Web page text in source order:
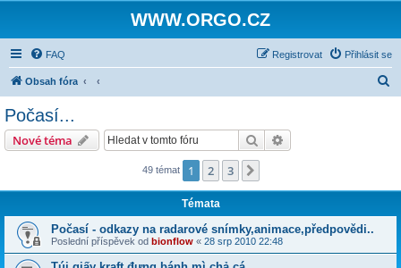
WWW.ORGO.CZ
FAQ Přihlásit se
Registrovat
Obsah fóra
Počasí...
Nové téma Hledat
49 témat 1 2 3
Témata
Počasí - odkazy na radarové snímky,animace,předpovědi..
Poslední příspěvek od bionflow « 28 srp 2010 22:48